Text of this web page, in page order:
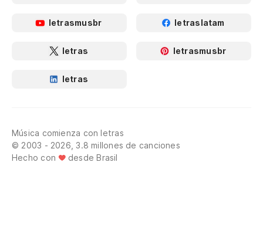
letrasmusbr letraslatam
letras letrasmusbr
letras
Música comienza con letras
© 2003 - 2026, 3.8 millones de canciones
Hecho con
desde Brasil